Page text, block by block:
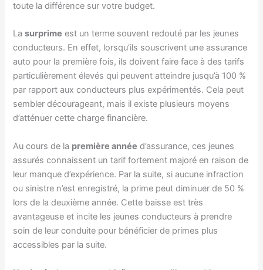
toute la différence sur votre budget.
Lasurprime est un terme souvent redouté par les jeunes
conducteurs. En effet, lorsqu’ils souscrivent une assurance
auto pour la première fois, ils doivent faire face à des tarifs
particulièrement élevés qui peuvent atteindre jusqu’à 100 %
par rapport aux conducteurs plus expérimentés. Cela peut
sembler décourageant, mais il existe plusieurs moyens
d’atténuer cette charge financière.
Au cours de la première année d’assurance, ces jeunes
assurés connaissent un tarif fortement majoré en raison de
leur manque d’expérience. Par la suite, si aucune infraction
ou sinistre n’est enregistré, la prime peut diminuer de 50 %
lors de la deuxième année. Cette baisse est très
avantageuse et incite les jeunes conducteurs à prendre
soin de leur conduite pour bénéficier de primes plus
accessibles par la suite.